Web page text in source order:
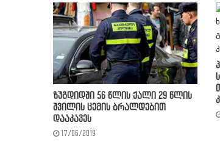
ზუგდიდში 56 წლის ქალი 29 წლის
შვილის ცემის ბრალდებით
დააკავეს
17/06/2019